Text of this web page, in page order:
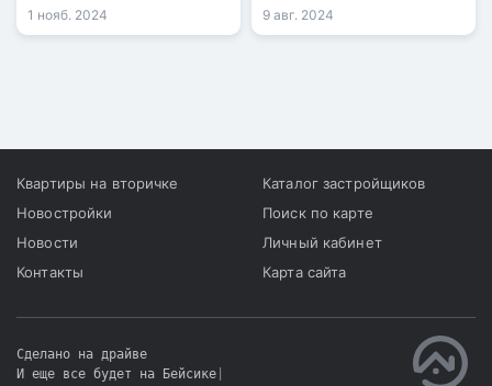
продолжает снос
незаконных построек,
строительстве объектов.
1 нояб. 2024
зарегистрированных
сделок купли-продажи
многоквартирных домах.
9 авг. 2024
Квартиры на вторичке
Новостройки
Новости
Контакты
Каталог застройщиков
Поиск по карте
Личный кабинет
Карта сайта
Сделано на драйве
И еще все будет на Бейсике